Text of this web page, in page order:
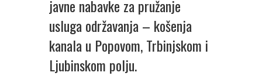
javne nabavke za pružanje
usluga održavanja – košenja
kanala u Popovom, Trbinjskom i
Ljubinskom polju.